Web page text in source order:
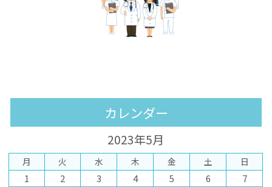
カレンダー
2023年5月
月 火 水 木 金 土 日
1 2 3 4 5 6
7